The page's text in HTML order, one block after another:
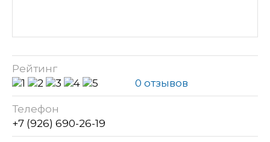
Рейтинг
0 отзывов
Телефон
+7 (926) 690-26-19